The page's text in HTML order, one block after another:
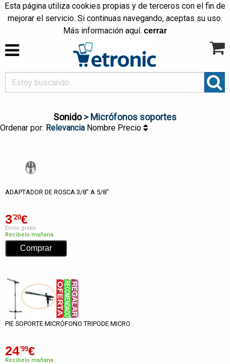
Esta página utiliza cookies propias y de terceros con el fin de
mejorar el servicio. Si continuas navegando, aceptas su uso.
Más información aquí. cerrar
Sonido> Micrófonos soportes
Ordenar por: Relevancia Nombre Precio
ADAPTADOR DE ROSCA 3/8" A 5/8"
3'20€
Envío gratis
Recíbelo mañana
PIE SOPORTE MICRÓFONO TRIPODE MICRO
24'99€
Recíbelo mañana